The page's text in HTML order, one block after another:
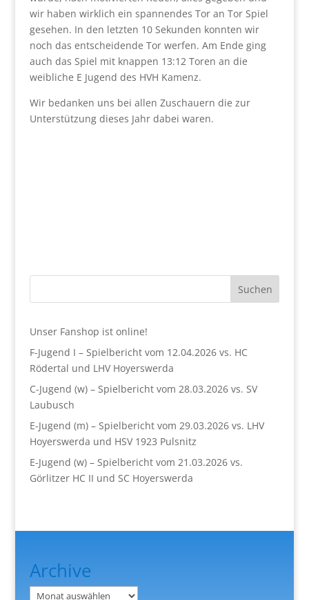
wir haben wirklich ein spannendes Tor an Tor Spiel
gesehen. In den letzten 10 Sekunden konnten wir
noch das entscheidende Tor werfen. Am Ende ging
auch das Spiel mit knappen 13:12 Toren an die
weibliche E Jugend des HVH Kamenz.
Wir bedanken uns bei allen Zuschauern die zur
Unterstützung dieses Jahr dabei waren.
Suchen
Unser Fanshop ist online!
F-Jugend I – Spielbericht vom 12.04.2026 vs. HC
Rödertal und LHV Hoyerswerda
C-Jugend (w) – Spielbericht vom 28.03.2026 vs. SV
Laubusch
E-Jugend (m) – Spielbericht vom 29.03.2026 vs. LHV
Hoyerswerda und HSV 1923 Pulsnitz
E-Jugend (w) – Spielbericht vom 21.03.2026 vs.
Görlitzer HC II und SC Hoyerswerda
Archive
Archiv